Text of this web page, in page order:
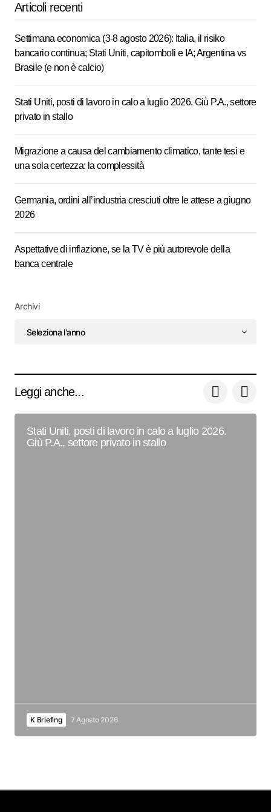
Articoli recenti
Settimana economica (3-8 agosto 2026): Italia, il risiko
bancario continua; Stati Uniti, capitomboli e IA; Argentina vs
Brasile (e non è calcio)
Stati Uniti, posti di lavoro in calo a luglio 2026. Giù P.A., settore
privato in stallo
Migrazione a causa del cambiamento climatico, tante tesi e
una sola certezza: la complessità
Germania, ordini all’industria cresciuti oltre le attese a giugno
2026
Aspettative di inflazione, se la TV è più autorevole della
banca centrale
Archivi
Leggi anche...
Stati Uniti, posti di lavoro in calo a luglio 2026.
Giù P.A., settore privato in stallo
K Briefing 7 Agosto 2026